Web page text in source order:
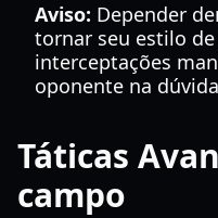
Aviso: Depender
tornar seu estilo
interceptações
oponente na
Táticas
campo